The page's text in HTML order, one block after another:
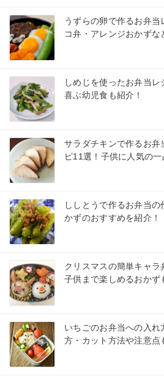
うずらの卵で作るお弁
コ弁・アレンジおかずな
しめじを使ったお弁当
喜ぶ幼児食も紹介！
サラダチキンで作るお弁
ピ11選！子供に人気の一
ししとうで作るお弁当
かずのおすすめを紹介！
クリスマスの簡単キャ
子供まで楽しめるおかず
いちごのお弁当への入れ
方・カット方法や注意点